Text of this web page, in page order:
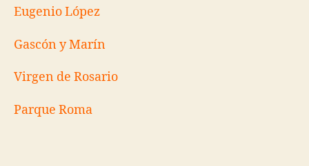
Eugenio López
Gascón y Marín
Virgen de Rosario
Parque Roma